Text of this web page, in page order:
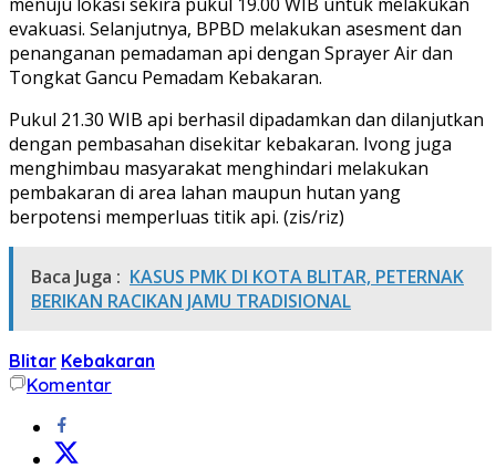
evakuasi. Selanjutnya, BPBD melakukan asesment dan
penanganan pemadaman api dengan Sprayer Air dan
Tongkat Gancu Pemadam Kebakaran.
Pukul 21.30 WIB api berhasil dipadamkan dan dilanjutkan
dengan pembasahan disekitar kebakaran. Ivong juga
menghimbau masyarakat menghindari melakukan
pembakaran di area lahan maupun hutan yang
berpotensi memperluas titik api. (zis/riz)
Baca Juga : KASUS PMK DI KOTA BLITAR, PETERNAK
BERIKAN RACIKAN JAMU TRADISIONAL
Blitar Kebakaran
Komentar